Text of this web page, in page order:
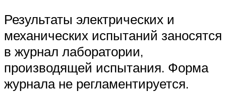
Результаты электрических и
механических испытаний заносятся
в журнал лаборатории,
производящей испытания. Форма
журнала не регламентируется.